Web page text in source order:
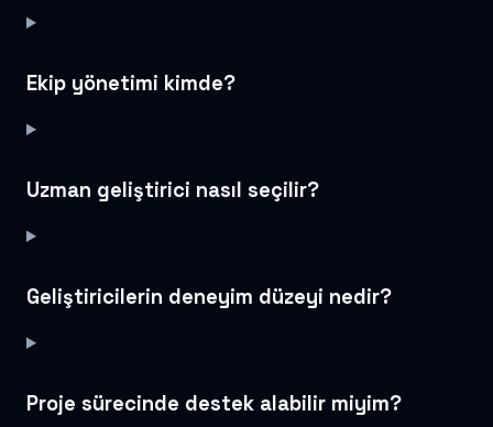
Ekip yönetimi kimde?
Uzman geliştirici nasıl seçilir?
Geliştiricilerin deneyim düzeyi nedir?
Proje sürecinde destek alabilir miyim?